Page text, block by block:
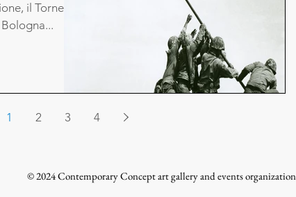
il Torneo
1 2 3 4
© 2024 Contemporary Concept art gallery and events organization